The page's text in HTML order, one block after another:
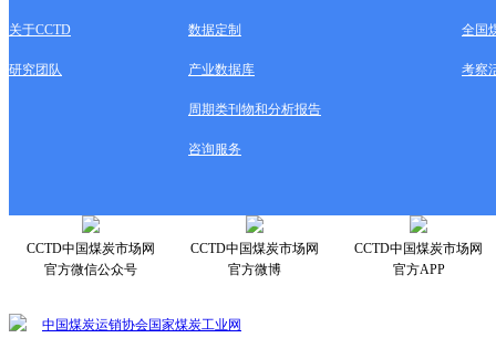
关于CCTD 数据定制 全国
研究团队 产业数据库 考察
周期类刊物和分析报告
咨询服务
CCTD中国煤炭市场网
官方微信公众号
CCTD中国煤炭市场网
官方微博
CCTD中国煤炭市场网
官方APP
中国煤炭运销协会国家煤炭工业网